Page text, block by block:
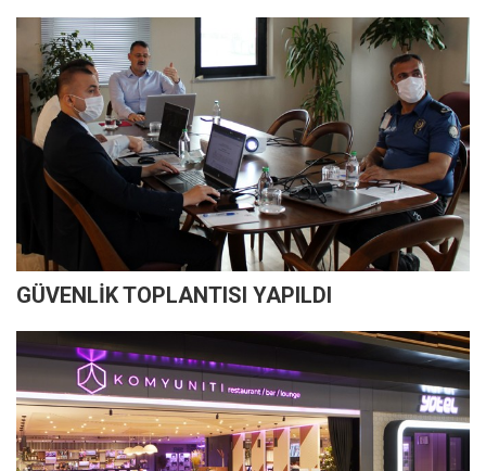
GÜVENLİK TOPLANTISI YAPILDI